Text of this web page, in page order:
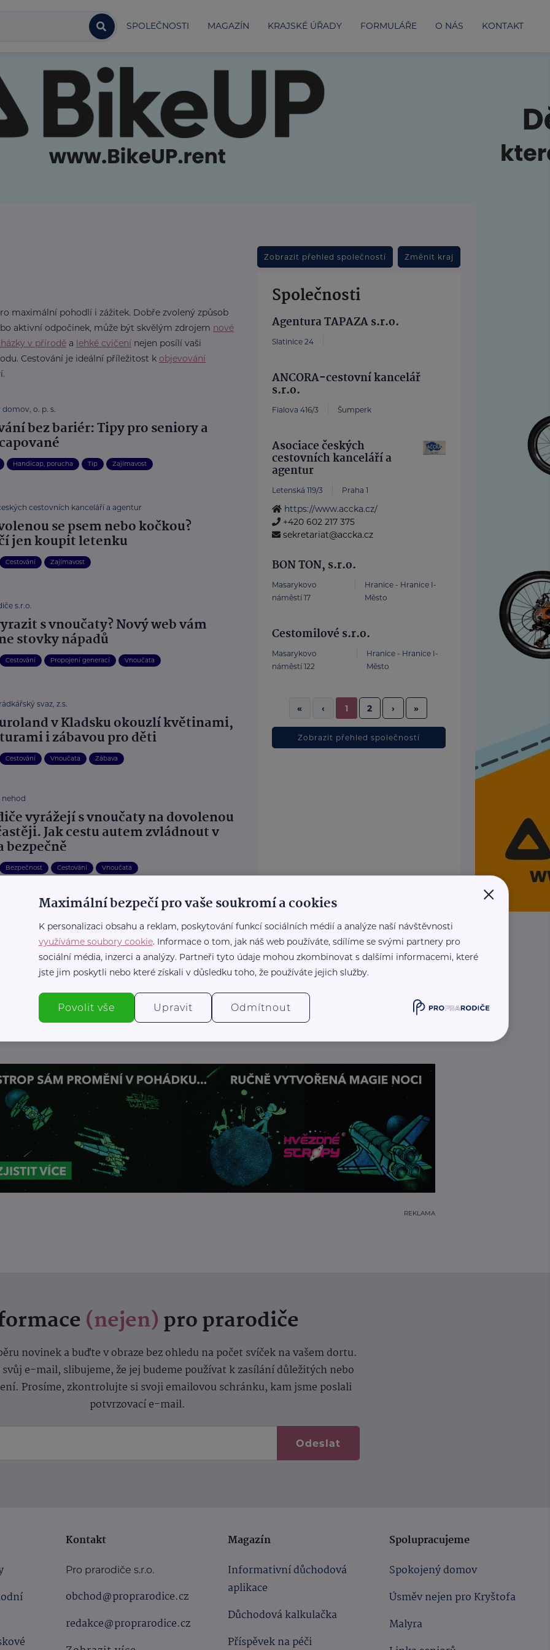
SPOLEČNOSTI MAGAZÍN KRAJSKÉ ÚŘADY FORMULÁŘE O NÁS KONTAKT
maximální pohodlí i zážitek. Dobře zvolený způsob
aktivní odpočinek, může být skvělým zdrojem nové
v přírodě a lehké cvičení nejen posílí vaši
Cestování je ideální příležitost k objevování
o. p. s.
bez bariér: Tipy pro seniory a
Handicap, porucha Tip Zajímavost
cestovních kanceláří a agentur
se psem nebo kočkou?
jen koupit letenku
Cestování Zajímavost
s.r.o.
s vnoučaty? Nový web vám
stovky nápadů
Cestování Propojení generací Vnoučata
svaz, z.s.
v Kladsku okouzlí květinami,
i zábavou pro děti
Cestování Vnoučata Zábava
nehod
vyrážejí s vnoučaty na dovolenou
Jak cestu autem zvládnout v
bezpečně
Bezpečnost Cestování Vnoučata
wellness pobyty - Spa.cz
lázně: Tradice, která léčí
Lázně a wellness Péče o sebe Zdraví
Zobrazit přehled společností Změnit kraj
Společnosti
Agentura TAPAZA s.r.o.
Slatinice 24
ANCORA-cestovní kancelář
s.r.o.
Fialova 416/3 Šumperk
Asociace českých
cestovních kanceláří a
agentur
Letenská 119/3 Praha 1
https://www.accka.cz/
+420 602 217 375
sekretariat@accka.cz
BON TON, s.r.o.
Masarykovo
náměstí 17
Hranice - Hranice I-
Město
Cestomilové s.r.o.
Masarykovo
náměstí 122
Hranice - Hranice I-
Město
« ‹ 1 2 › »
Zobrazit přehled společností
REKLAMA
(nejen)pro prarodiče
novinek a buďte v obraze bez ohledu na počet svíček na vašem dortu.
e-mail, slibujeme, že jej budeme používat k zasílání důležitých nebo
Prosíme, zkontrolujte si svoji emailovou schránku, kam jsme poslali
potvrzovací e-mail.
Odeslat
Kontakt
Pro prarodiče s.r.o.
obchod@proprarodice.cz
redakce@proprarodice.cz
Magazín
Informativní důchodová
aplikace
Důchodová kalkulačka
Příspěvek na péči
Spolupracujeme
Spokojený domov
Úsměv nejen pro Kryštofa
Malyra
×
Maximální bezpečí pro vaše soukromí a cookies
K personalizaci obsahu a reklam, poskytování funkcí sociálních médií a analýze naší návštěvnosti
využíváme soubory cookie. Informace o tom, jak náš web používáte, sdílíme se svými partnery pro
sociální média, inzerci a analýzy. Partneři tyto údaje mohou zkombinovat s dalšími informacemi, které
jste jim poskytli nebo které získali v důsledku toho, že používáte jejich služby.
Povolit vše Upravit Odmítnout